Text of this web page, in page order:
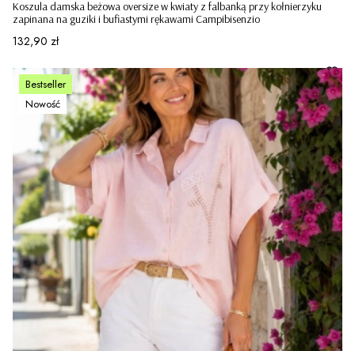
Koszula damska beżowa oversize w kwiaty z falbanką przy kołnierzyku
zapinana na guziki i bufiastymi rękawami Campibisenzio
Cena
132,90 zł
Bestseller
Nowość